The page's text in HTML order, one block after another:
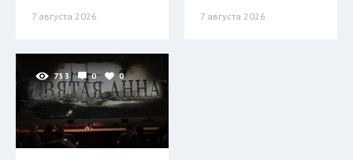
7 августа 2026 7 августа 2026
753 0 0